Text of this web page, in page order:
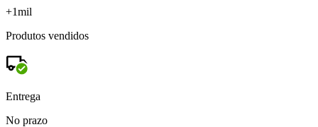
+1mil
Produtos vendidos
Entrega
No prazo